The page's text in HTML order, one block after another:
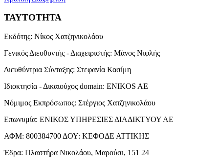
ΤΑΥΤΟΤΗΤΑ
Εκδότης: Νίκος Χατζηνικολάου
Γενικός Διευθυντής - Διαχειριστής: Μάνος Νιφλής
Διευθύντρια Σύνταξης: Στεφανία Κασίμη
Ιδιοκτησία - Δικαιούχος domain: ENIKOS AE
Νόμιμος Εκπρόσωπος: Στέργιος Χατζηνικολάου
Επωνυμία: ΕΝΙΚΟΣ ΥΠΗΡΕΣΙΕΣ ΔΙΑΔΙΚΤΥΟΥ ΑΕ
ΑΦΜ: 800384700 ΔΟΥ: ΚΕΦΟΔΕ ΑΤΤΙΚΗΣ
Έδρα: Πλαστήρα Νικολάου, Μαρούσι, 151 24